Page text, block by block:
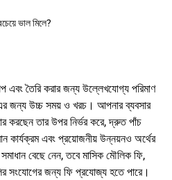
ভাল মিলে?
এবং তৈরি করার জন্য উল্লেখযোগ্য পরিমাণ
জন্য উচ্চ সময় ও খরচ। আপনার ব্যবসার
তার উপর নির্ভর করে, দ্রুত পাঁচ
কার্যক্রম এবং প্রয়োজনীয় উন্নয়নও অর্থের
বেছে নেন, তবে মাসিক মৌলিক ফি,
সংযোগের জন্য ফি প্রযোজ্য হতে পারে।